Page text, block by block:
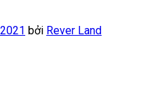
bởi Rever Land